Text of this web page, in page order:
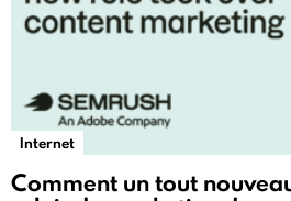
Internet
Comment un tout